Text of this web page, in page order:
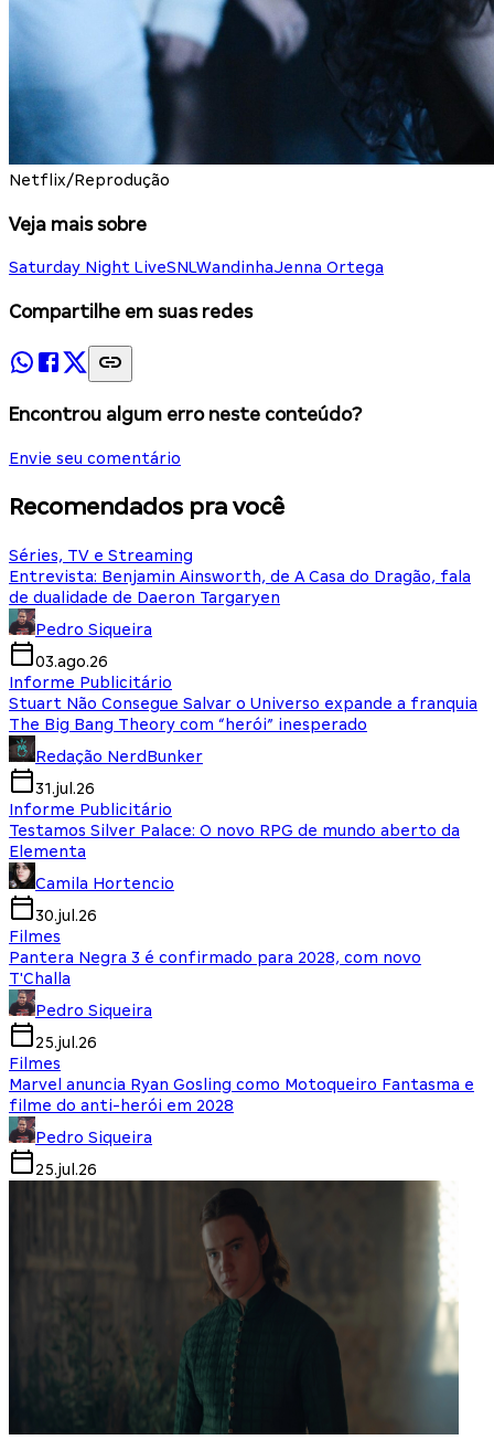
Netflix/Reprodução
Veja mais sobre
Saturday Night LiveSNLWandinhaJenna Ortega
Compartilhe em suas redes
Encontrou algum erro neste conteúdo?
Envie seu comentário
Recomendados pra você
Séries, TV e Streaming
Entrevista: Benjamin Ainsworth, de A Casa do Dragão, fala
de dualidade de Daeron Targaryen
Pedro Siqueira
03.ago.26
Informe Publicitário
Stuart Não Consegue Salvar o Universo expande a franquia
The Big Bang Theory com “herói” inesperado
Redação NerdBunker
31.jul.26
Informe Publicitário
Testamos Silver Palace: O novo RPG de mundo aberto da
Elementa
Camila Hortencio
30.jul.26
Filmes
Pantera Negra 3 é confirmado para 2028, com novo
T'Challa
Pedro Siqueira
25.jul.26
Filmes
Marvel anuncia Ryan Gosling como Motoqueiro Fantasma e
filme do anti-herói em 2028
Pedro Siqueira
25.jul.26